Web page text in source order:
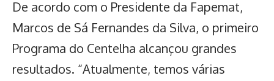
De acordo com o Presidente da Fapemat,
Marcos de Sá Fernandes da Silva, o primeiro
Programa do Centelha alcançou grandes
resultados. “Atualmente, temos várias